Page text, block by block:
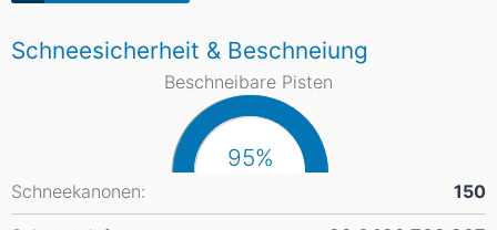
Schneesicherheit & Beschneiung
Beschneibare Pisten
95%
Schneekanonen:
150